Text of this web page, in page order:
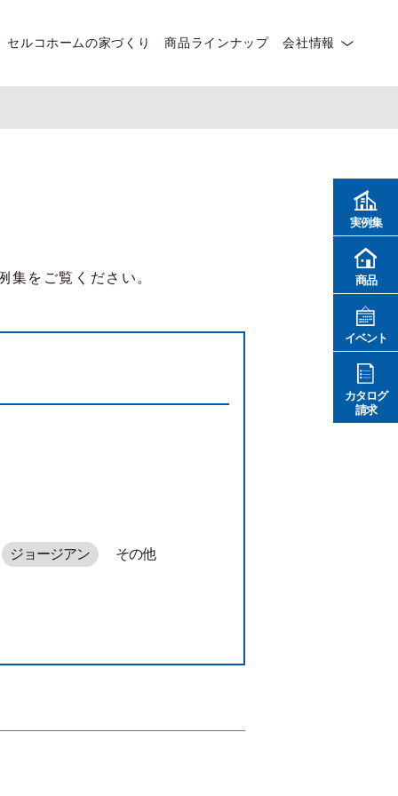
セルコホームの家づくり 商品ラインナップ 会社情報
集をご覧ください。
ジョージアン その他
実例集
商品
イベント
カタログ
請求